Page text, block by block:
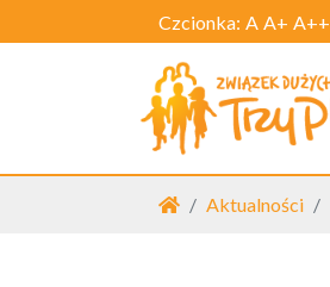
Czcionka: A A+ A++
Strona główna
Aktualności